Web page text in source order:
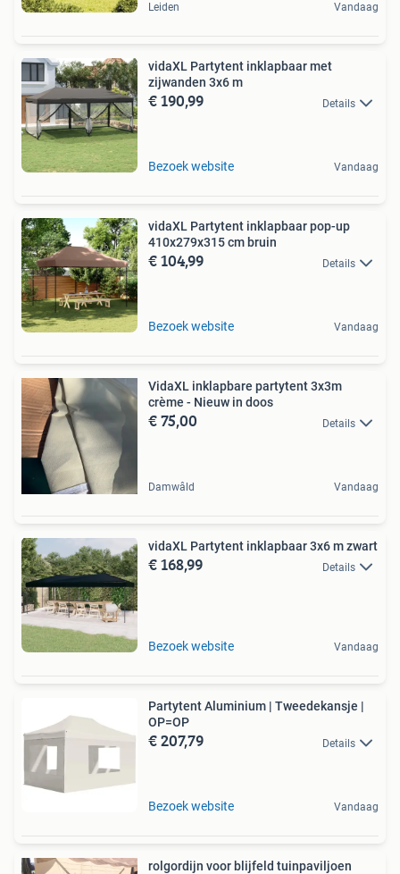
Leiden Vandaag
vidaXL Partytent inklapbaar met
zijwanden 3x6 m
€ 190,99 Details
Bezoek website Vandaag
vidaXL Partytent inklapbaar pop-up
410x279x315 cm bruin
€ 104,99 Details
Bezoek website Vandaag
VidaXL inklapbare partytent 3x3m
crème - Nieuw in doos
€ 75,00 Details
Damwâld Vandaag
vidaXL Partytent inklapbaar 3x6 m zwart
€ 168,99 Details
Bezoek website Vandaag
Partytent Aluminium | Tweedekansje |
OP=OP
€ 207,79 Details
Bezoek website Vandaag
rolgordijn voor blijfeld tuinpaviljoen